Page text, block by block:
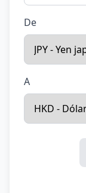
De
A